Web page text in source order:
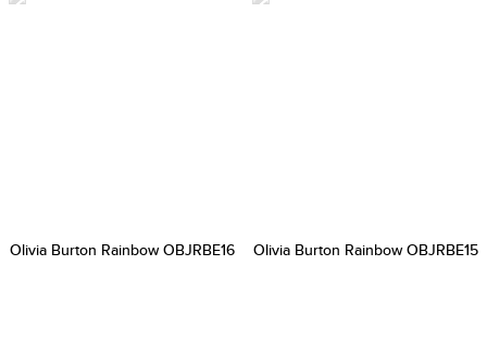
Olivia Burton Rainbow OBJRBE16 Olivia Burton Rainbow OBJRBE15